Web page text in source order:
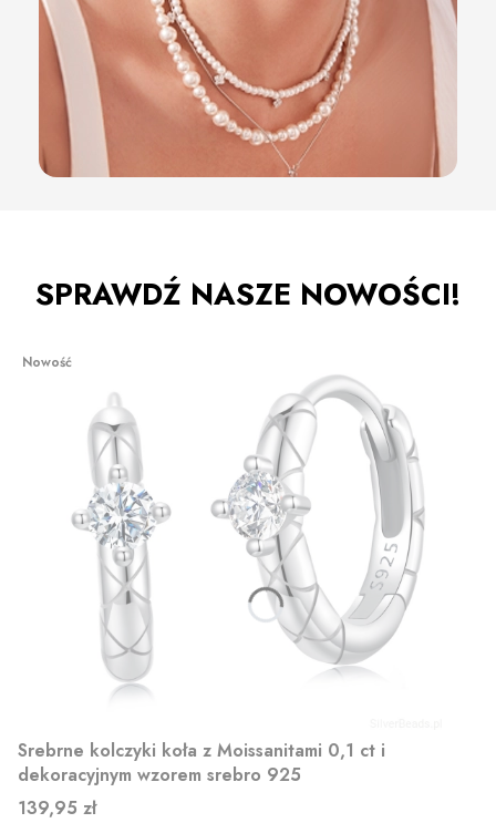
SPRAWDŹ NASZE NOWOŚCI!
Nowość
Srebrne kolczyki koła z Moissanitami 0,1 ct i
dekoracyjnym wzorem srebro 925
Cena
139,95 zł